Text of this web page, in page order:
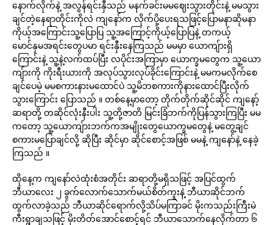
နောက်လိုက်နဲ့ အလွန်ရင်းနှီသည် မနက်ခင်းမမဈေးသွားတိုင်းနဲ့ မမသွား
ချင်တဲ့နေရာတိုင်းကိုလဲ ကျနော်က လိုက်ပို့ပေးရသဖြင့်ပြောမနာဆိုမနာ
ကိုယ့်အကြောင်းသူ့ပြောပြ သူ့အကြောင့်ကိုယ့်ပြောပြနဲ့ တကယ့်
မောင်နှမအရင်းတွေပမာ ရင်းနှီးနေကြသည် မမမှာ ယောကျ်ားရှိ
ကြောင်းနဲ့ သူ့နဲ့လက်ထပ်ပြီး လပိုင်းအကြာမှာ ယောက္ခမတွေက သူ့ယော
ကျ်ားကို ကိုးရီးယားကို အလုပ်သွားလုပ်ခိုင်းကြောင်းနဲ့ မမကမလိုက်စေ
ချင်ပေမဲ့ မမစကားနားမထောင်ပဲ သူ့မိဘစကားကိုနားထောင်ပြီးလိုက်
သွားကြောင်း ပြောသည် ။ တစ်နေ့မှာတော့ တိုက်တိုက်ဆိုင်ဆိုင် ကျနော့်
ဆရာတို့ တဆိုင်လုံးနီးပါး သူ့တို့ဇာတိ မြင်းခြံဘက်ကိုပြန်သွားကြပြီး မမ
ကတော့ သူ့ယောကျ်ားဘက်ကအမျိုးတွေယောက္ခမတွေနဲ့ မတွေ့ချင်
စကားမပြောချင်လို့ ဆိုပြီး ဆိုင်မှာ ဆိုင်စောင့်အဖြစ် မမနဲ့ ကျနော်နဲ့ နေခဲ့
ကြသည် ။
ထိုနေ့က ကျနော်လဲထုံးစံအတိုင်း ဆရာတို့မရှိသဖြင့် အပြင်ထွက်
ဘီယာလေး ၂ ခွက်လောက်သောက်မယ်စိတ်ကူးနဲ့ ဘီယာဆိုင်ဘက်
ထွက်လာခဲ့သည် ဘီယာဆိုင်ရောက်လို့သိပ်မကြာခင် မိုးကသည်းကြီးမဲ
ကီးရွာချသဖြင့် မိုးတိတ်အောင်စောင့်ရင် ဘီယာသောက်နေလိုက်တာ ၆